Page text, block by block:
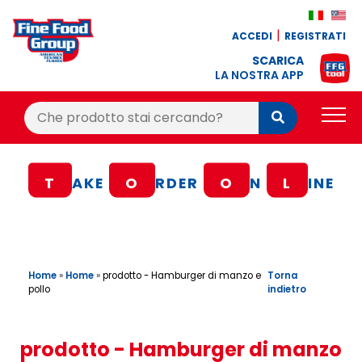
ACCEDI REGISTRATI
SCARICA
LA NOSTRA APP
Cerca:
Cerca
BLOG
OFFERTE
T AKE O RDER O N L INE
Home» Home»prodotto - Hamburger di manzo e
pollo
Torna
indietro
prodotto - Hamburger di manzo